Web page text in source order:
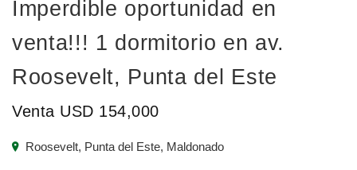
Imperdible oportunidad en
venta!!! 1 dormitorio en av.
Roosevelt, Punta del Este
Venta USD 154,000
Roosevelt, Punta del Este, Maldonado